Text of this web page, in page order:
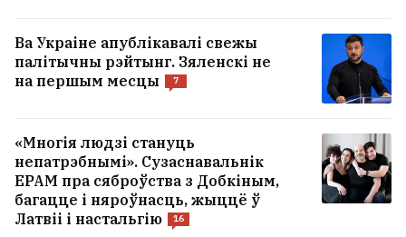
Ва Украіне апублікавалі свежы
палітычны рэйтынг. Зяленскі не
на першым месцы
7
«Многія людзі стануць
непатрэбнымі». Сузаснавальнік
EPAM пра сяброўства з Добкіным,
багацце і няроўнасць, жыццё ў
Латвіі і настальгію
16